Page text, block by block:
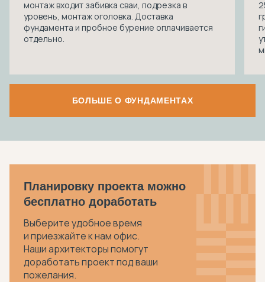
монтаж входит забивка сваи, подрезка в
уровень, монтаж оголовка. Доставка
фундамента и пробное бурение оплачивается
отдельно.
БОЛЬШЕ О ФУНДАМЕНТАХ
Планировку проекта можно
бесплатно доработать
Выберите удобное время
и приезжайте к нам офис.
Наши архитекторы помогут
доработать проект под ваши
пожелания.